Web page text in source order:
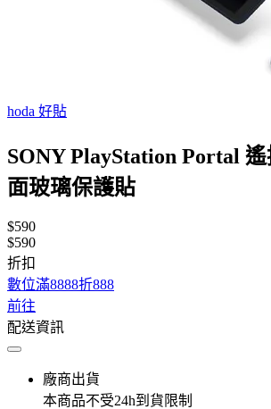
hoda 好貼
SONY PlayStation Portal
面玻璃保護貼
$590
$590
折扣
數位滿8888折888
前往
配送資訊
廠商出貨
本商品不受24h到貨限制